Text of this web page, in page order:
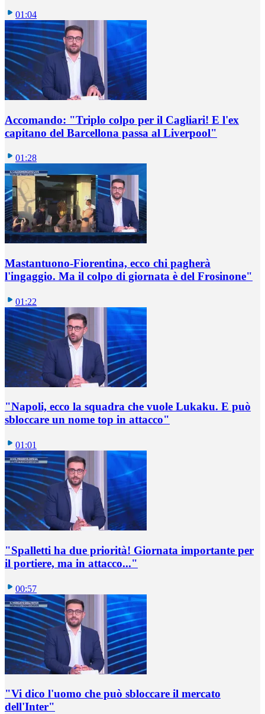
01:04
Accomando: "Triplo colpo per il Cagliari! E l'ex
capitano del Barcellona passa al Liverpool"
01:28
Mastantuono-Fiorentina, ecco chi pagherà
l'ingaggio. Ma il colpo di giornata è del Frosinone"
01:22
"Napoli, ecco la squadra che vuole Lukaku. E può
sbloccare un nome top in attacco"
01:01
"Spalletti ha due priorità! Giornata importante per
il portiere, ma in attacco..."
00:57
"Vi dico l'uomo che può sbloccare il mercato
dell'Inter"